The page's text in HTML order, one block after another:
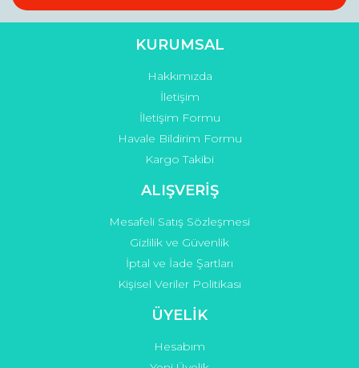
Gönder
KURUMSAL
Hakkımızda
İletişim
İletişim Formu
Havale Bildirim Formu
Kargo Takibi
ALIŞVERİŞ
Mesafeli Satış Sözleşmesi
Gizlilik ve Güvenlik
İptal ve İade Şartları
Kişisel Veriler Politikası
ÜYELİK
Hesabım